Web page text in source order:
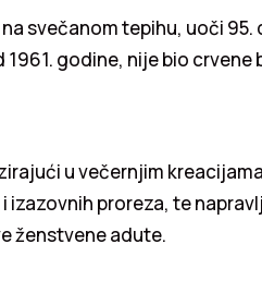
svečanom tepihu, uoči
godine, nije bio crvene
u večernjim
izazovnih proreza, te
ženstvene adute.